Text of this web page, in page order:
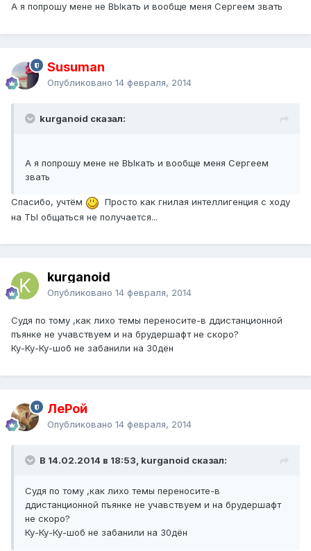
А я попрошу мене не ВЫкать и вообще меня Сергеем звать
Susuman
Опубликовано 14 февраля, 2014
kurganoid сказал:
А я попрошу мене не ВЫкать и вообще меня Сергеем
звать
Спасибо, учтём
Просто как гнилая интеллигенция с ходу
на ТЫ общаться не получается...
kurganoid
Опубликовано 14 февраля, 2014
Судя по тому ,как лихо темы переносите-в ддистанционной
пъянке не учавствуем и на брудершафт не скоро?
Ку-Ку-Ку-шоб не забанили на 30дён
ЛеРой
Опубликовано 14 февраля, 2014
В 14.02.2014 в 18:53, kurganoid сказал:
Судя по тому ,как лихо темы переносите-в
ддистанционной пъянке не учавствуем и на брудершафт
не скоро?
Ку-Ку-Ку-шоб не забанили на 30дён